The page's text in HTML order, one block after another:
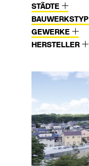
STÄDTE
BAUWERKSTYP
GEWERKE
HERSTELLER